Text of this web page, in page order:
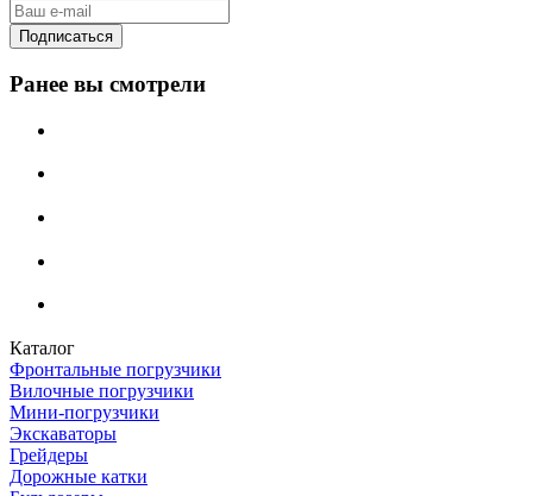
Ранее вы смотрели
Каталог
Фронтальные погрузчики
Вилочные погрузчики
Мини-погрузчики
Экскаваторы
Грейдеры
Дорожные катки